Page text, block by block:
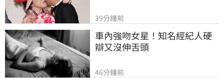
39分鐘前
車內強吻女星！知名經紀人硬
辯又沒伸舌頭
46分鐘前